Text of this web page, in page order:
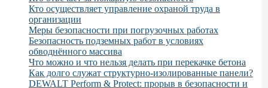
Кто осуществляет управление охраной труда в
организации
Меры безопасности при погрузочных работах
Безопасность подземных работ в условиях
обводнённого массива
Что можно и что нельзя делать при перекачке бетона
Как долго служат структурно-изолированные панели?
DEWALT Perform & Protect: прорыв в безопасности и